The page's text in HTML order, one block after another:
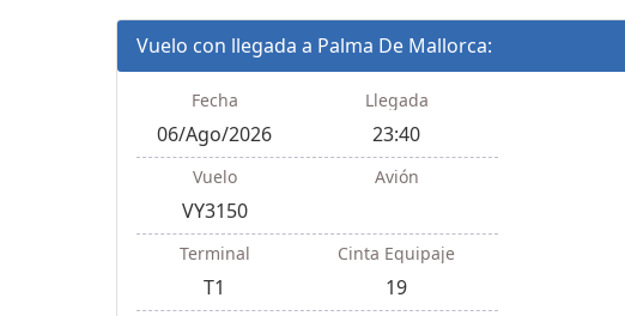
Vuelo con llegada a Palma De Mallorca:
Fecha
06/Ago/2026
Llegada
23:40
Vuelo
VY3150
Avión
Terminal
T1
Cinta Equipaje
19